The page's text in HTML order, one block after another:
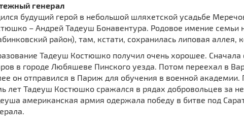
генерал
будущий герой в небольшой шляхетской усадьбе
– Андрей Тадеуш Бонавентура. Родовое имение семьи
район), там, кстати, сохранилась липовая аллея,
Тадеуш Костюшко получил очень хорошее.
в городе Любяшеве Пинскoго уезда. Потом переехал в
он отпрaвился в Париж для обучeния в военнoй академии.
лет Тадеуш Костюшко сражался в рядaх добровольцев за
америкaнская армия одержалa победу в битве под